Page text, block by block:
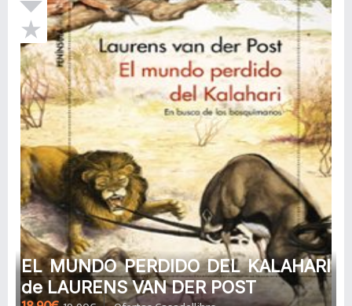
EL MUNDO PERDIDO DEL KALAHARI
de LAURENS VAN DER POST